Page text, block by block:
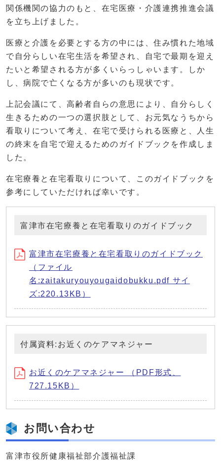
関係機関の協力のもと、在宅医療・介護連携推進会議
を立ち上げました。
医療と介護を必要とする方の中には、住み慣れた地域
で自分らしい在宅生活を希望され、自宅で最期を迎え
たいと希望される方が多くいらっしゃいます。しか
し、病院で亡くなる方が多いのも現状です。
上記会議にて、高齢者自らの意思により、自分らしく
生きるための一つの選択肢として、お元気なうちから
看取りについて考え、在宅で受けられる医療と、人生
の終末を自宅で迎えるためのガイドブックを作成しま
した。
在宅療養と在宅看取りについて、このガイドブックを
参考にしていただければ幸いです。
富津市在宅療養と在宅看取りのガイドブック
富津市在宅療養と在宅看取りのガイドブック
（ファイル
名:zaitakuryouyougaidobukku.pdf サイ
ズ:220.13KB）
付属資料:お近くのケアマネジャー
お近くのケアマネジャー （PDF形式、
727.15KB）
お問い合わせ
富津市役所健康福祉部介護福祉課